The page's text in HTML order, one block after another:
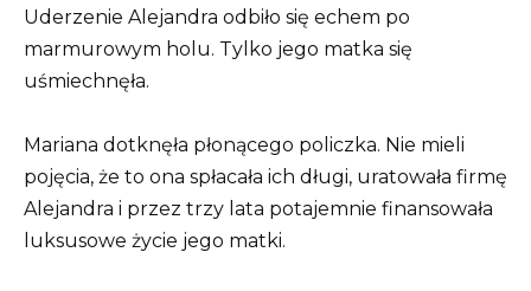
Uderzenie Alejandra odbiło się echem po
marmurowym holu. Tylko jego matka się
uśmiechnęła.
Mariana dotknęła płonącego policzka. Nie mieli
pojęcia, że to ona spłacała ich długi, uratowała firmę
Alejandra i przez trzy lata potajemnie finansowała
luksusowe życie jego matki.